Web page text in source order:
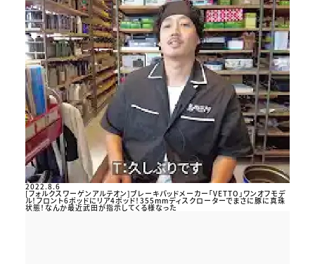
2022.8.6
[フォルクスワーゲンアルテオン]ブレーキパッドメーカー「VETTO」ワンオフモデ
ル！フロント6ポッドにリア4ポッド！355mmディスクローターでまさに豚に真珠
状態！なんか最近武田が指示してくる様なった